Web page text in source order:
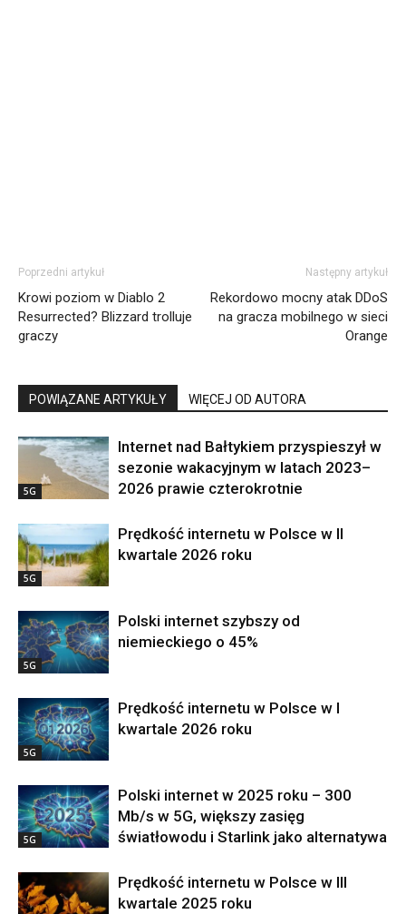
Poprzedni artykuł
Krowi poziom w Diablo 2
Resurrected? Blizzard trolluje
graczy
Następny artykuł
Rekordowo mocny atak DDoS
na gracza mobilnego w sieci
Orange
POWIĄZANE ARTYKUŁY WIĘCEJ OD AUTORA
5G
Internet nad Bałtykiem przyspieszył w
sezonie wakacyjnym w latach 2023–
2026 prawie czterokrotnie
5G
Prędkość internetu w Polsce w II
kwartale 2026 roku
5G
Polski internet szybszy od
niemieckiego o 45%
5G
Prędkość internetu w Polsce w I
kwartale 2026 roku
5G
Polski internet w 2025 roku – 300
Mb/s w 5G, większy zasięg
światłowodu i Starlink jako alternatywa
Prędkość internetu w Polsce w III
kwartale 2025 roku